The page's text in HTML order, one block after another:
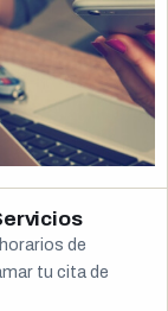
de
tu cita de